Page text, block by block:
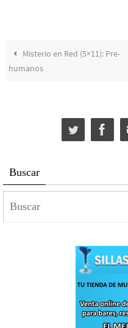
Misterio en Red (5×11): Pre-
humanos
Buscar